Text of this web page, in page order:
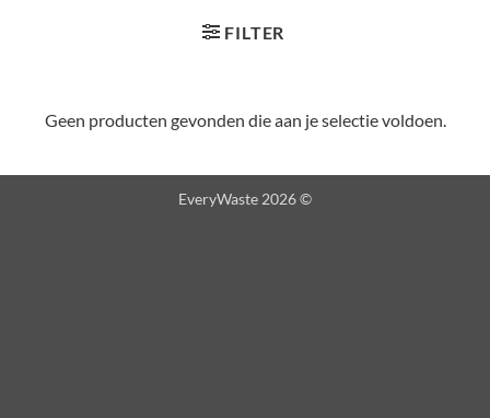
FILTER
Geen producten gevonden die aan je selectie voldoen.
EveryWaste 2026 ©